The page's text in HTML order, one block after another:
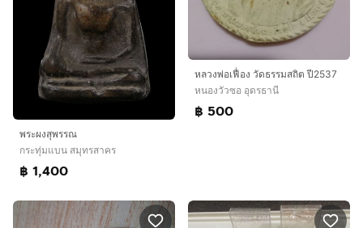
พระผงสุพรรณ
กระทุ่มแบน สมุทรสาคร
฿ 1,400
หลวงพ่อเฟื่อง วัดธรรมสถิต ปี2537
หนองวัวซอ อุดรธานี
฿ 500